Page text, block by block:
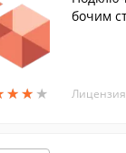
★★ ★
★★ ★
бочим